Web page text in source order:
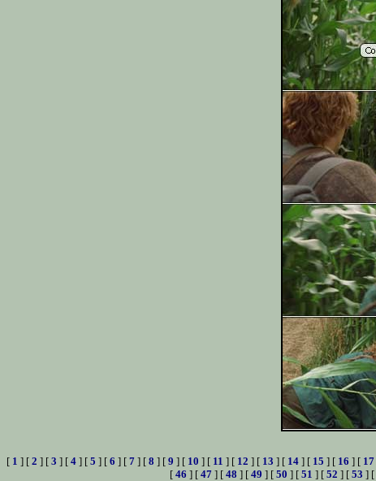
[ 1 ] [ 2 ] [ 3 ] [ 4 ] [ 5 ] [ 6 ] [ 7 ] [ 8 ] [ 9 ] [ 10 ] [ 11 ] [ 12 ] [ 13 ] [ 14 ] [ 15 ] [ 16 ] [ 17
[ 46 ] [ 47] [ 48 ] [ 49 ] [ 50 ] [ 51 ] [ 52 ] [ 53 ] [